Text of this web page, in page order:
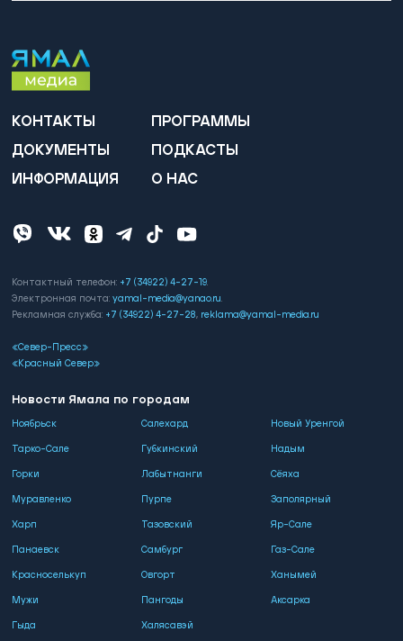
КОНТАКТЫ
ДОКУМЕНТЫ
ИНФОРМАЦИЯ
ПРОГРАММЫ
ПОДКАСТЫ
О НАС
Контактный телефон: +7 (34922) 4-27-19.
Электронная почта: yamal-media@yanao.ru.
Рекламная служба: +7 (34922) 4-27-28, reklama@yamal-media.ru
«Север-Пресс»
«Красный Север»
Новости Ямала по городам
Ноябрьск Салехард Новый Уренгой
Тарко-Сале Губкинский Надым
Горки Лабытнанги Сёяха
Муравленко Пурпе Заполярный
Харп Тазовский Яр-Сале
Панаевск Самбург Газ-Сале
Красноселькуп Овгорт Ханымей
Мужи Пангоды Аксарка
Гыда Халясавэй